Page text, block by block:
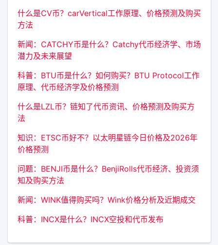
什么是CV币？carVertical工作原理、价格预测及购买
方法
新闻：CATCHY币是什么？Catchy代币经济学、市场
潜力及未来展望
科普：BTU币是什么？如何购买？BTU Protocol工作
原理、代币经济学及价格预测
什么是LZL币？链知了代币资讯、价格预测及购买方
法
知识：ETSC币好不？以太明星链今日价格及2026年
价格预测
问题：BENJI币是什么？BenjiRolls代币经济、投资须
知及购买方法
新闻：WINK值得购买吗？Wink价格分析及近期成交
科普：INCX是什么？INCX空投和代币发布